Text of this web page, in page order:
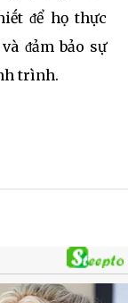
ᵭể họ thực
ᵭảm bảo sự
trình.